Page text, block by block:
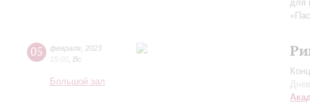
для
05 февраля 2023
15:00 Вс
Большой зал